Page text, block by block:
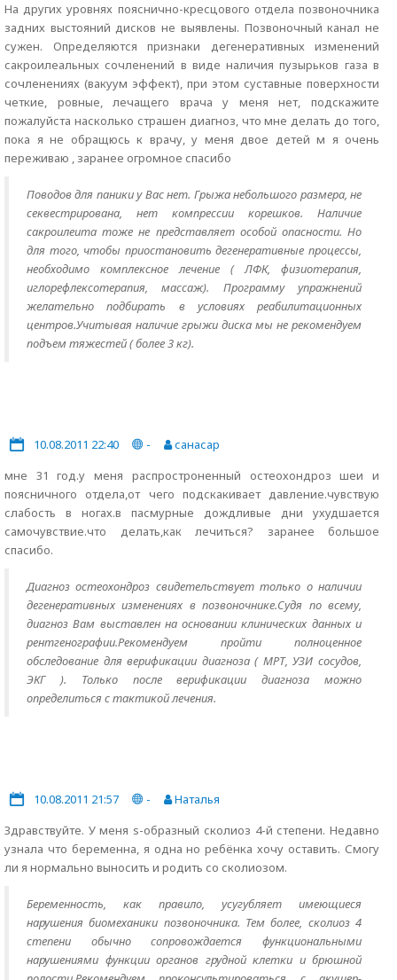
На других уровнях пояснично-кресцового отдела позвоночника
задних выстояний дисков не выявлены. Позвоночный канал не
сужен. Определяются признаки дегенеративных изменений
сакроилеальных сочленений в виде наличия пузырьков газа в
сочленениях (вакуум эффект), при этом суставные поверхности
четкие, ровные, лечащего врача у меня нет, подскажите
пожалуйста насколько страшен диагноз, что мне делать до того,
пока я не обращюсь к врачу, у меня двое детей м я очень
переживаю , заранее огромное спасибо
Поводов для паники у Вас нет. Грыжа небольшого размера, не
секвестрирована, нет компрессии корешков. Наличие
сакроилеита тоже не представляет особой опасности. Но
для того, чтобы приостановить дегенеративные процессы,
необходимо комплексное лечение ( ЛФК, физиотерапия,
иглорефлексотерапия, массаж). Программу упражнений
желательно подбирать в условиях реабилитационных
центров.Учитывая наличие грыжи диска мы не рекомендуем
подъем тяжестей ( более 3 кг).
10.08.2011 22:40 -
санасар
мне 31 год.у меня распростроненный остеохондроз шеи и
поясничного отдела,от чего подскакивает давление.чувствую
слабость в ногах.в пасмурные дождливые дни ухудшается
самочувствие.что делать,как лечиться? заранее большое
спасибо.
Диагноз остеохондроз свидетельствует только о наличии
дегенеративных изменениях в позвоночнике.Судя по всему,
диагноз Вам выставлен на основании клинических данных и
рентгенографии.Рекомендуем пройти полноценное
обследование для верификации диагноза ( МРТ, УЗИ сосудов,
ЭКГ ). Только после верификации диагноза можно
определиться с тактикой лечения.
10.08.2011 21:57 -
Наталья
Здравствуйте. У меня s-образный сколиоз 4-й степени. Недавно
узнала что беременна, я одна но ребёнка хочу оставить. Смогу
ли я нормально выносить и родить со сколиозом.
Беременность, как правило, усугубляет имеющиеся
нарушения биомеханики позвоночника. Тем более, сколиоз 4
степени обычно сопровождается функциональными
нарушениями функции органов грудной клетки и брюшной